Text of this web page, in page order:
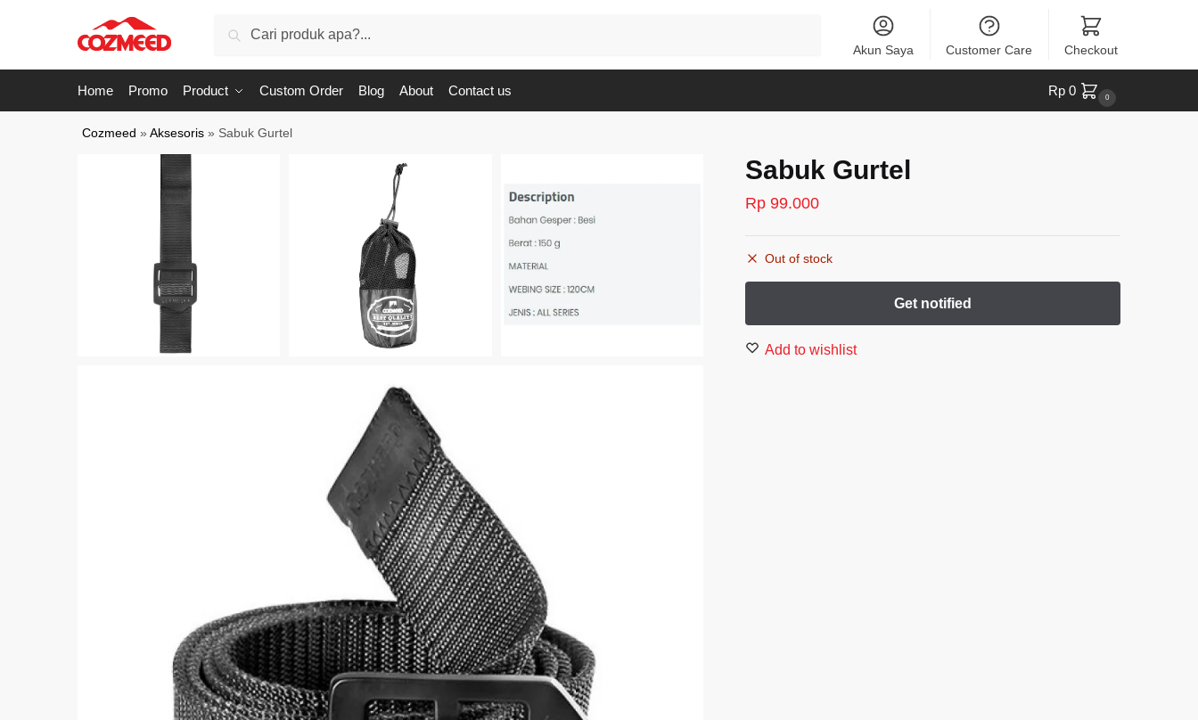
Search
Akun Saya Customer Care Checkout
Home Promo Product Custom Order Blog About Contact us Rp 0 0
Cozmeed »Aksesoris » Sabuk Gurtel
Sabuk Gurtel
Rp99.000
Out of stock
Add to wishlist